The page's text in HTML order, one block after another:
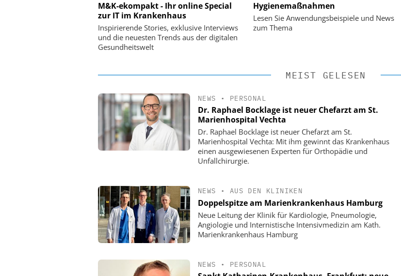
M&K-ekompakt - Ihr online Special
zur IT im Krankenhaus
Inspirierende Stories, exklusive Interviews
und die neuesten Trends aus der digitalen
Gesundheitswelt
Hygienemaßnahmen
Lesen Sie Anwendungsbeispiele und News
zum Thema
Digitalisierung im
Personalmanagement: Von digitaler
Ordnung zur KI-fähigen Steuerung
Digitalisierung im
Personalmanagement: Von digitaler
Ordnung zur KI-fähigen Steuerung
MEIST GELESEN
NEWS • PERSONAL
Dr. Raphael Bocklage ist neuer Chefarzt am St.
Marienhospital Vechta
Dr. Raphael Bocklage ist neuer Chefarzt am St.
Marienhospital Vechta: Mit ihm gewinnt das Krankenhaus
einen ausgewiesenen Experten für Orthopädie und
Unfallchirurgie.
NEWS • AUS DEN KLINIKEN
Doppelspitze am Marienkrankenhaus Hamburg
Neue Leitung der Klinik für Kardiologie, Pneumologie,
Angiologie und Internistische Intensivmedizin am Kath.
Marienkrankenhaus Hamburg
NEWS • PERSONAL